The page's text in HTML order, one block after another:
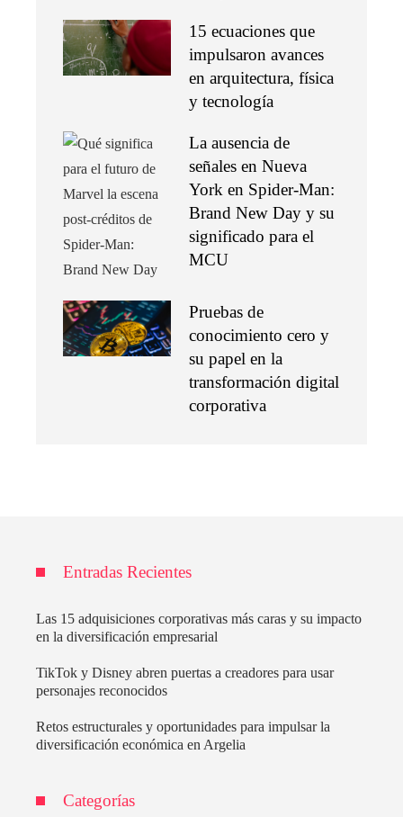
15 ecuaciones que
impulsaron avances
en arquitectura, física
y tecnología
La ausencia de
señales en Nueva
York en Spider-Man:
Brand New Day y su
significado para el
MCU
Pruebas de
conocimiento cero y
su papel en la
transformación digital
corporativa
Entradas Recientes
Las 15 adquisiciones corporativas más caras y su impacto
en la diversificación empresarial
TikTok y Disney abren puertas a creadores para usar
personajes reconocidos
Retos estructurales y oportunidades para impulsar la
diversificación económica en Argelia
Categorías